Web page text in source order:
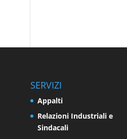
SERVIZI
Appalti
Relazioni Industriali e
Sindacali